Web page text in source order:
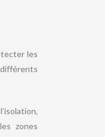
les
zones